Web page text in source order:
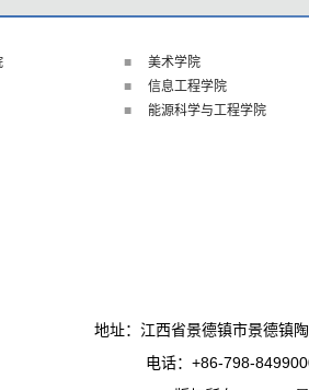
美术学院
信息工程学院
能源科学与工程学院
地址：江西省景德镇市景德镇
电话：+86-798-